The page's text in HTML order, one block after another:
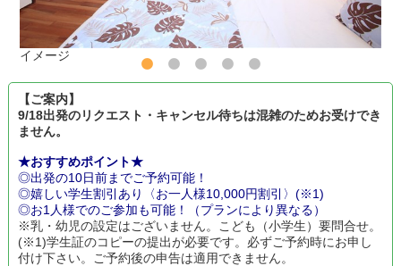
イメージ
【ご案内】
9/18出発のリクエスト・キャンセル待ちは混雑のためお受けでき
ません。
★おすすめポイント★
◎出発の10日前までご予約可能！
◎嬉しい学生割引あり〈お一人様10,000円割引〉(※1)
◎お1人様でのご参加も可能！（プランにより異なる）
※乳・幼児の設定はございません。こども（小学生）要問合せ。
(※1)学生証のコピーの提出が必要です。必ずご予約時にお申し
付け下さい。ご予約後の申告は適用できません。